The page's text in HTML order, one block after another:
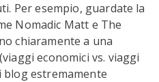
Per esempio, guardate la
Nomadic Matt e The
chiaramente a una
economici vs. viaggi
estremamente